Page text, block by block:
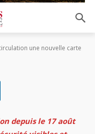
une nouvelle carte
une nouvelle
depuis le 17 août